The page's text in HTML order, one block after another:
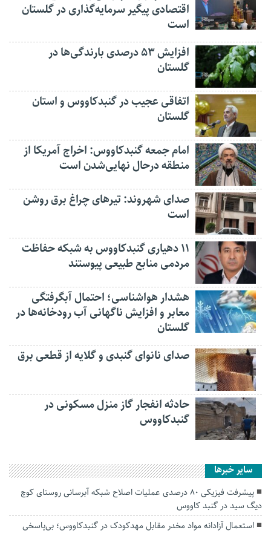
اقتصادی پیگیر سرمایه‌گذاری در گلستان
است
افزایش ۵۳ درصدی بارندگی‌ها در
گلستان
اتفاقی عجیب در‌ گنبدکاووس و استان
گلستان
امام جمعه گنبدکاووس: اخراج آمریکا از
منطقه درحال نهایی‌شدن است
صدای شهروند: تیرهای چراغ برق روشن
است
۱۱ دهیاری گنبدکاووس به شبکه حفاظت
مردمی منابع طبیعی پیوستند
هشدار هواشناسی؛ احتمال آبگرفتگی
معابر و افزایش ناگهانی آب رودخانه‌ها در
گلستان
صدای نانوای گنبدی و گلایه از قطعی برق
حادثه انفجار گاز منزل مسکونی در
گنبدکاووس
سایر خبرها
پیشرفت فیزیکی ۸۰ درصدی عملیات اصلاح شبکه آبرسانی روستای کوچ
دیگ سید در گنبد کاووس
استعمال آزادانه مواد مخدر مقابل مهدکودک در گنبدکاووس؛ بی‌پاسخی